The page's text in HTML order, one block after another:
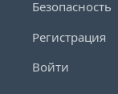
Безопасность
Регистрация
Войти